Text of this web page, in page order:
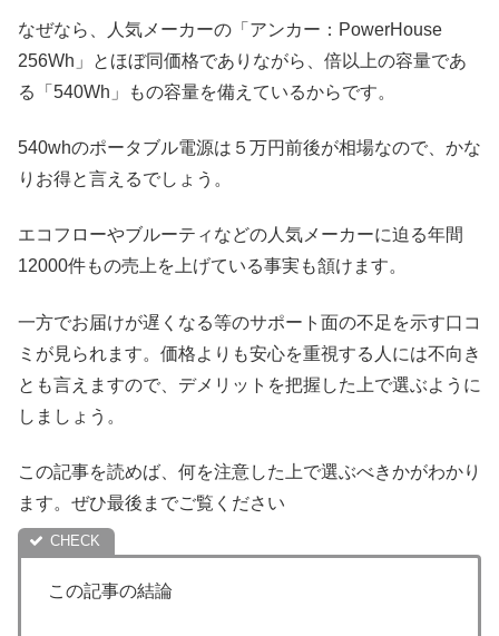
なぜなら、人気メーカーの「アンカー：PowerHouse
256Wh」とほぼ同価格でありながら、倍以上の容量であ
る「540Wh」もの容量を備えているからです。
540whのポータブル電源は５万円前後が相場なので、かな
りお得と言えるでしょう。
エコフローやブルーティなどの人気メーカーに迫る年間
12000件もの売上を上げている事実も頷けます。
一方でお届けが遅くなる等のサポート面の不足を示す口コ
ミが見られます。価格よりも安心を重視する人には不向き
とも言えますので、デメリットを把握した上で選ぶように
しましょう。
この記事を読めば、何を注意した上で選ぶべきかがわかり
ます。ぜひ最後までご覧ください
この記事の結論